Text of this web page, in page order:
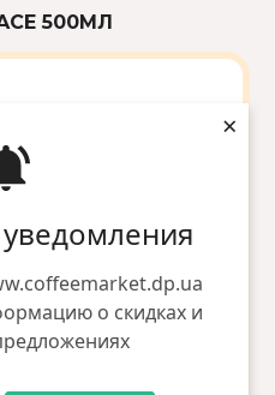
о скидках и
×
500МЛ